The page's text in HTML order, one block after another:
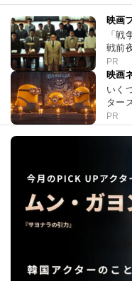
映画
「戦
戦前
PR
映画
いく
ター
PR